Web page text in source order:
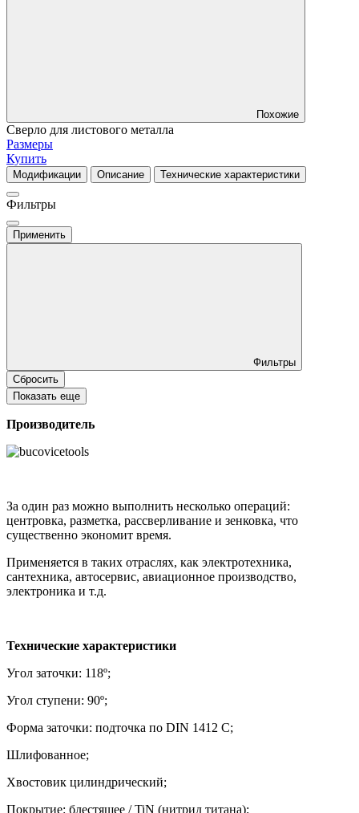
Похожие
Сверло для листового металла
Размеры
Купить
Модификации Описание Технические характеристики
Фильтры
Применить
Фильтры
Сбросить
Показать еще
Производитель
За один раз можно выполнить несколько операций:
центровка, разметка, рассверливание и зенковка, что
существенно экономит время.
Применяется в таких отраслях, как электротехника,
сантехника, автосервис, авиационное производство,
электроника и т.д.
Технические характеристики
Угол заточки: 118º;
Угол ступени: 90º;
Форма заточки: подточка по DIN 1412 C;
Шлифованное;
Хвостовик цилиндрический;
Покрытие: блестящее / TiN (нитрид титана);